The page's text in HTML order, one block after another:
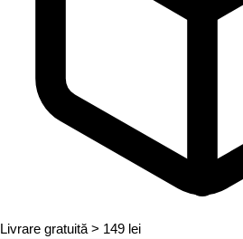
Livrare gratuită > 149 lei